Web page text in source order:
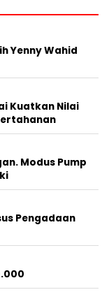
Yenny Wahid
Kuatkan Nilai
Modus Pump
Pengadaan